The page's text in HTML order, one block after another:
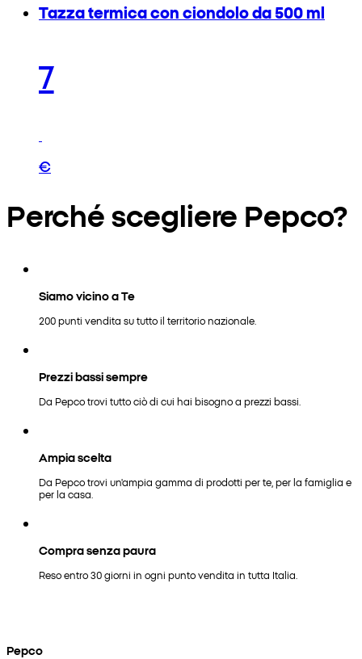
Tazza termica con ciondolo da 500 ml
7
€
Perché scegliere Pepco?
Siamo vicino a Te
200 punti vendita su tutto il territorio nazionale.
Prezzi bassi sempre
Da Pepco trovi tutto ciò di cui hai bisogno a prezzi bassi.
Ampia scelta
Da Pepco trovi un'ampia gamma di prodotti per te, per la famiglia e
per la casa.
Compra senza paura
Reso entro 30 giorni in ogni punto vendita in tutta Italia.
Pepco